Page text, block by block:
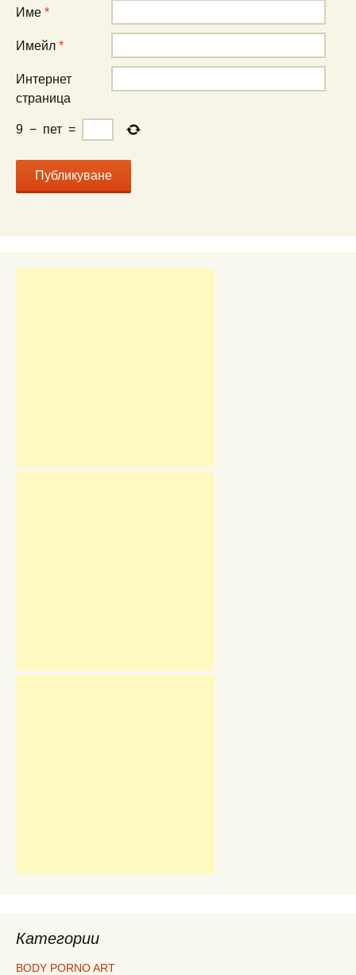
Име *
Имейл *
Интернет
страница
9 − пет =
Категории
BODY PORNO ART